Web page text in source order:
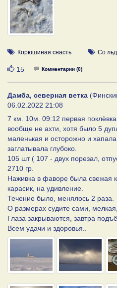
Корюшиная снасть Со
Нравится
15 Комментарии (0)
Дамба, северная ветка
06.02.2022 21:08
7 км. 10м. 09:12 первая
вообще не ахти, хотя было 5
маленькая и осторожно и
заглатывала глубоко.
105 шт ( 107 - двух порезал,
2710 гр.
Наживка в фаворе была свежая
карасик, на удивление.
Течение было, менялось 2 раза.
О размерах судите сами, мелкая,
Глаза закрываются, завтра
Всем удачи и здоровья..